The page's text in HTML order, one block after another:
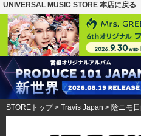
UNIVERSAL MUSIC STORE 本店に戻
STOREトップ> Travis Japan > 陰ニモ